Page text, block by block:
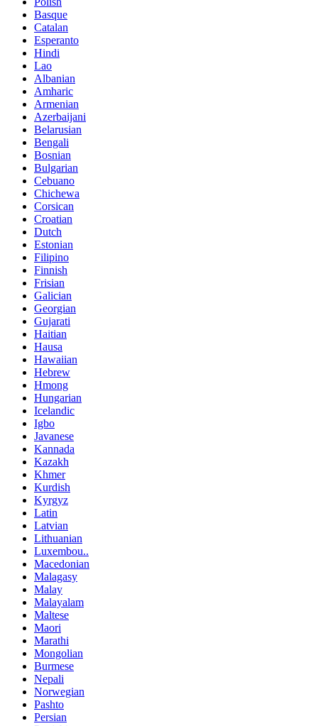
Basque
Catalan
Esperanto
Hindi
Lao
Albanian
Amharic
Armenian
Azerbaijani
Belarusian
Bengali
Bosnian
Bulgarian
Cebuano
Chichewa
Corsican
Croatian
Dutch
Estonian
Filipino
Finnish
Frisian
Galician
Georgian
Gujarati
Haitian
Hausa
Hawaiian
Hebrew
Hmong
Hungarian
Icelandic
Igbo
Javanese
Kannada
Kazakh
Khmer
Kurdish
Kyrgyz
Latin
Latvian
Lithuanian
Luxembou..
Macedonian
Malagasy
Malay
Malayalam
Maltese
Maori
Marathi
Mongolian
Burmese
Nepali
Norwegian
Pashto
Persian